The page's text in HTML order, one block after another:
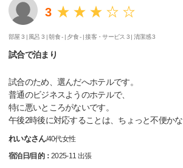
3
部屋 3 | 風呂 3 |朝食 - | 夕食 - |接客・サービス 3 |清潔感 3
試合で泊まり
試合のため、選んだへホテルです。
普通のビジネスようのホテルで、
特に悪いところがないです。
午後2時後に対応することは、ちょっと不便かな
れいなさん/40代女性
宿泊日/目的：2025-11 出張